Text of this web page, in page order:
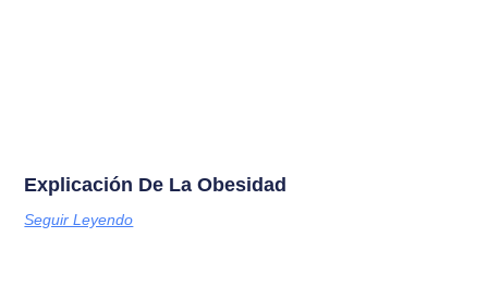
Explicación De La Obesidad
Seguir Leyendo